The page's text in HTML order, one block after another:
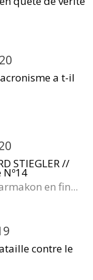
a t-il
STIEGLER //
en fin...
contre le